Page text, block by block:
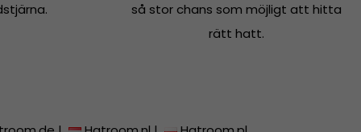
så stor chans som möjligt att hitta
rätt hatt.